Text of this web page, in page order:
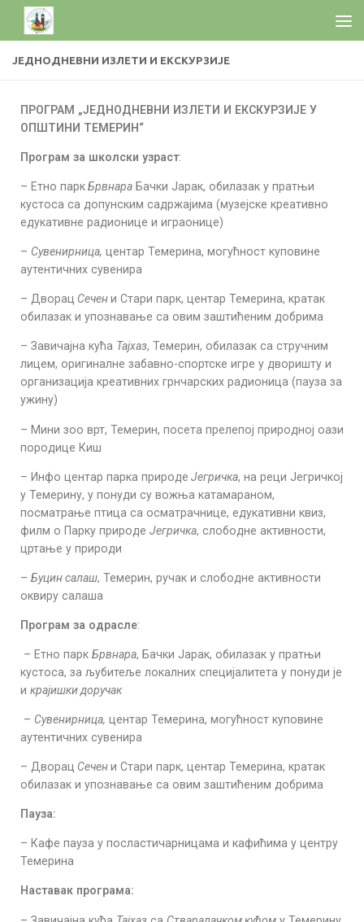
ЈЕДНОДНЕВНИ ИЗЛЕТИ И ЕКСКУРЗИЈЕ
ПРОГРАМ „ЈЕДНОДНЕВНИ ИЗЛЕТИ И ЕКСКУРЗИЈЕ У
ОПШТИНИ ТЕМЕРИН“
Програм за школски узраст:
– Етно паркБрвнарa Бачки Јарак, обилазак у пратњи
кустоса са допунским садржајима (музејске креативно
едукативне радионице и играонице)
– Сувенирница, центар Темерина, могућност куповине
аутентичних сувенира
– Дворац Сечени Стари парк, центар Темерина, кратак
обилазак и упознавање са овим заштићеним добрима
– Завичајна кућа Тајхаз, Темерин, обилазак са стручним
лицем, оригиналне забавно-спортске игре у дворишту и
организација креативних грнчарских радионица (пауза за
ужину)
– Мини зоо врт, Темерин, посета прелепој природној оази
породице Киш
– Инфо центар парка природе Јегричка, на реци Јегричкој
у Темерину, у понуди су вожња катамараном,
посматрање птица са осматрачнице, едукативни квиз,
филм о Парку природе Јегричка, слободне активности,
цртање у природи
– Буцин салаш, Темерин, ручак и слободне активности
оквиру салаша
Програм за одрасле:
– Етно парк Брвнара, Бачки Јарак, обилазак у пратњи
кустоса, за љубитеље локалних специјалитета у понуди је
и крајишки доручак
– Сувенирница, центар Темерина, могућност куповине
аутентичних сувенира
– Дворац Сечени Стари парк, центар Темерина, кратак
обилазак и упознавање са овим заштићеним добрима
Пауза:
– Кафе пауза у посластичарницама и кафићима у центру
Темерина
Наставак програма: